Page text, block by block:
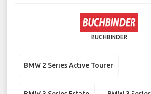
BUCHBINDER
BMW 2 Series Active Tourer